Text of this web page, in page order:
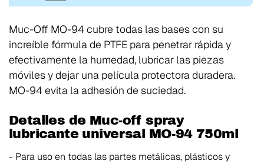
Muc-Off MO-94 cubre todas las bases con su
increíble fórmula de PTFE para penetrar rápida y
efectivamente la humedad, lubricar las piezas
móviles y dejar una película protectora duradera.
MO-94 evita la adhesión de suciedad.
Detalles de Muc-off spray
lubricante universal MO-94 750ml
- Para uso en todas las partes metálicas, plásticos y